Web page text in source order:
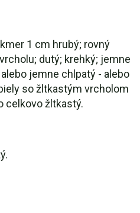
1 cm hrubý; rovný
dutý; krehký; jemne
jemne chlpatý - alebo
so žltkastým vrcholom
celkovo žltkastý.